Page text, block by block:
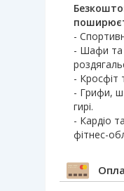
-
- Шафи та
- Кросфіт
- Грифи,
гирі.
- Кардіо
фітнес-